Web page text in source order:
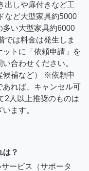
出しや扉付きなど工
など大型家具約5000
多い大型家具約6000
では料金は発生しま
トに「依頼申請」を
合わせください。
候補など） ※依頼申
れば、キャンセル可
2人以上推奨のものは
ます。
は？
ービス（サポータ